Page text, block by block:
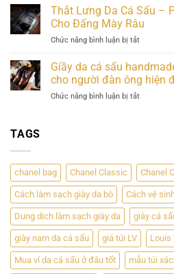
Cấp
và
Vững
–
Sự
Hợp
Hảo
Giữa
xách
nữ
da
cá
–
Sự
đẳng
cấp
Thắt Lưng Da Cá Sấu –
Cho Đấng Mày Râu
Chức năng bình luận bị tắtở
Lưng
Da
Cá
Sấu
Cho
Đấng
Mày
Râu
Giầy da cá sấu
cho người đàn ông hiện
Chức năng bình luận bị tắtở
–
Lựa
chọn
hoàn
hảo
cho
người
đàn
ông
hiện
TAGS
chanel bag Chanel Classic Chanel
Cách làm sạch giày da bò Cách vệ
Dung dịch làm sạch giày da giày cá
giày nam da cá sấu giá túi LV Louis
Mua ví da cá sấu ở đâu tốt mẫu túi